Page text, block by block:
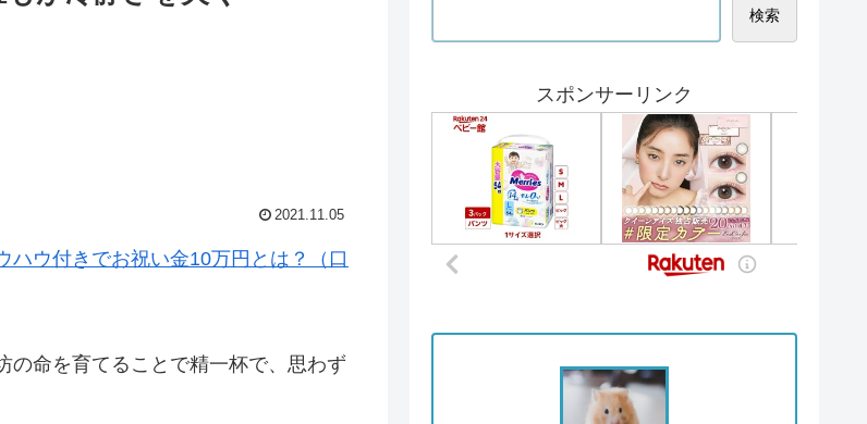
2021.11.05
ウ付きでお祝い金10万円とは？（口
の命を育てることで精一杯で、思わず
検索
スポンサーリンク